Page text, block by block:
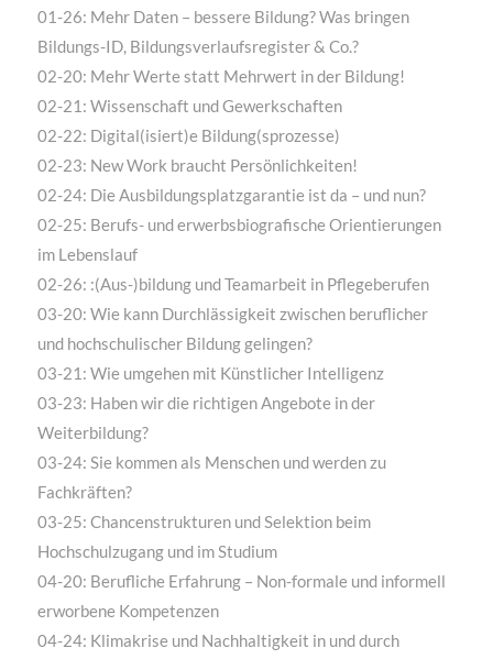
01-26: Mehr Daten – bessere Bildung? Was bringen
Bildungs-ID, Bildungsverlaufsregister & Co.?
02-20: Mehr Werte statt Mehrwert in der Bildung!
02-21: Wissenschaft und Gewerkschaften
02-22: Digital(isiert)e Bildung(sprozesse)
02-23: New Work braucht Persönlichkeiten!
02-24: Die Ausbildungsplatzgarantie ist da – und nun?
02-25: Berufs- und erwerbsbiografische Orientierungen
im Lebenslauf
02-26: :(Aus-)bildung und Teamarbeit in Pflegeberufen
03-20: Wie kann Durchlässigkeit zwischen beruflicher
und hochschulischer Bildung gelingen?
03-21: Wie umgehen mit Künstlicher Intelligenz
03-23: Haben wir die richtigen Angebote in der
Weiterbildung?
03-24: Sie kommen als Menschen und werden zu
Fachkräften?
03-25: Chancenstrukturen und Selektion beim
Hochschulzugang und im Studium
04-20: Berufliche Erfahrung – Non-formale und informell
erworbene Kompetenzen
04-24: Klimakrise und Nachhaltigkeit in und durch